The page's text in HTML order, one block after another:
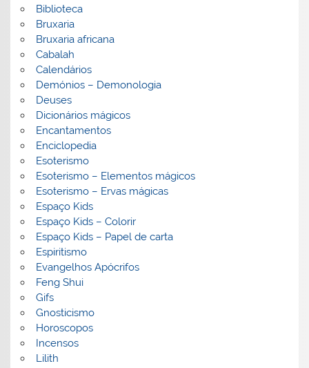
Biblioteca
Bruxaria
Bruxaria africana
Cabalah
Calendários
Demónios – Demonologia
Deuses
Dicionários mágicos
Encantamentos
Enciclopedia
Esoterismo
Esoterismo – Elementos mágicos
Esoterismo – Ervas mágicas
Espaço Kids
Espaço Kids – Colorir
Espaço Kids – Papel de carta
Espiritismo
Evangelhos Apócrifos
Feng Shui
Gifs
Gnosticismo
Horoscopos
Incensos
Lilith